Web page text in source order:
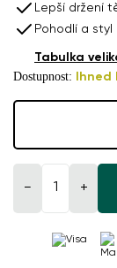
Lepší držení
Pohodlí a styl
Dostupnost:
Tabulka
− +